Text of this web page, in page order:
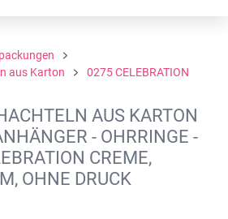
aus Karton
0275 CELEBRATION
AUS KARTON
- OHRRINGE -
CREME,
OHNE DRUCK